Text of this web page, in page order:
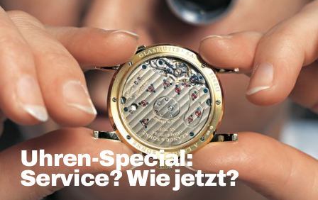
Uhren-Special:
Service? Wie jetzt?